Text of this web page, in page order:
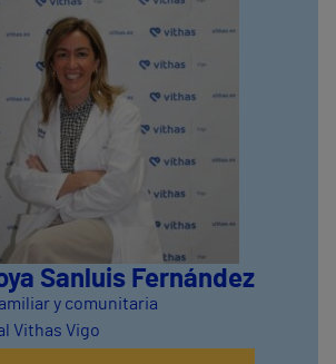
Sanluis Fernández
y comunitaria
Vithas Vigo